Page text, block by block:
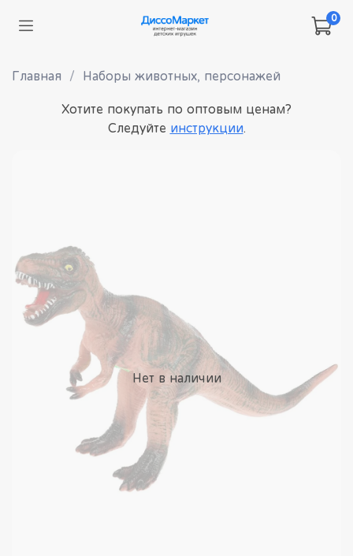
0
Главная Наборы животных, персонажей
Хотите покупать по оптовым ценам?
Следуйте инструкции.
Нет в наличии